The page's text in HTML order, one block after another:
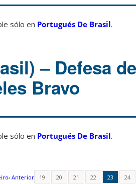
sólo en Portugués De Brasil.
– Defesa
Bravo
sólo en Portugués De Brasil.
‹ Anterior 19 20 21 22 23 24